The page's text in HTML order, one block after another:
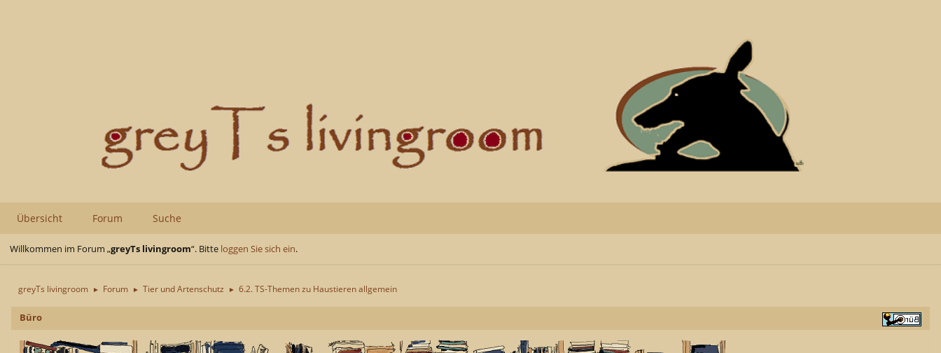
Übersicht Forum Suche
Willkommen im Forum „greyTs livingroom“. Bitte loggen Sie sich ein.
greyTs livingroom ► Forum ► Tier und Artenschutz ► 6.2. TS-Themen zu Haustieren allgemein
Büro